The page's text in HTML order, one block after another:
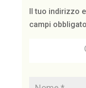
Il tuo indirizzo
campi